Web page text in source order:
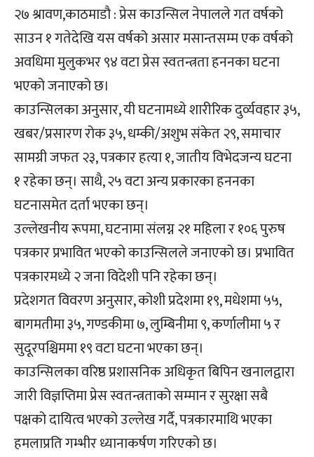
२७ श्रावण,काठमाडौ : प्रेस काउन्सिल नेपालले गत वर्षको
साउन १ गतेदेखि यस वर्षको असार मसान्तसम्म एक वर्षको
अवधिमा मुलुकभर ९४ वटा प्रेस स्वतन्त्रता हननका घटना
भएको जनाएको छ।
काउन्सिलका अनुसार, यी घटनामध्ये शारीरिक दुर्व्यवहार ३५,
खबर/प्रसारण रोक ३५, धम्की/अशुभ संकेत २९, समाचार
सामग्री जफत २३, पत्रकार हत्या १, जातीय विभेदजन्य घटना
१ रहेका छन्। साथै, २५ वटा अन्य प्रकारका हननका
घटनासमेत दर्ता भएका छन्।
उल्लेखनीय रूपमा, घटनामा संलग्न २१ महिला र १०६ पुरुष
पत्रकार प्रभावित भएको काउन्सिलले जनाएको छ। प्रभावित
पत्रकारमध्ये २ जना विदेशी पनि रहेका छन्।
प्रदेशगत विवरण अनुसार, कोशी प्रदेशमा १९, मधेशमा ५५,
बागमतीमा ३५, गण्डकीमा ७, लुम्बिनीमा ९, कर्णालीमा ५ र
सुदूरपश्चिममा १९ वटा घटना भएका छन्।
काउन्सिलका वरिष्ठ प्रशासनिक अधिकृत बिपिन खनालद्वारा
जारी विज्ञप्तिमा प्रेस स्वतन्त्रताको सम्मान र सुरक्षा सबै
पक्षको दायित्व भएको उल्लेख गर्दै, पत्रकारमाथि भएका
हमलाप्रति गम्भीर ध्यानाकर्षण गरिएको छ।